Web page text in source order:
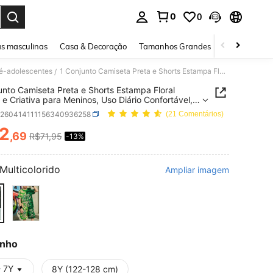
0 0
masculinas Casa & Decoração Tamanhos Grandes Joias e
adolescentes / 1 Conjunto Camiseta Preta e Shorts Estampa Floral Casual e Criativa para Meninos, Uso Diário Confortável, Moda Streetwear de Verão
Camiseta Preta e Shorts Estampa Floral
e Criativa para Meninos, Uso Diário Confortável,
de Verão
(21 Comentários)
AND AVAILABILITY
,69 R$71,95 -13%
Multicolorido Ampliar imagem
7Y 8Y (122-128 cm)